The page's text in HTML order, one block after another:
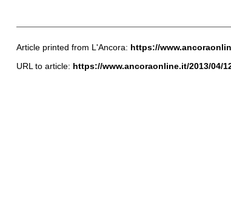
Article printed from L'Ancora: https://
URL to article: https://www.ancoraonline.it/2013/04/